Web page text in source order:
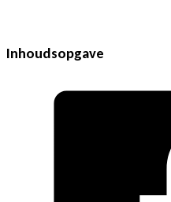
Inhoudsopgave